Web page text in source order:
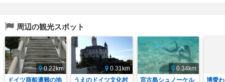
周辺の観光スポット
0.22km
ドイツ商船遭難の地
0.31km
うえのドイツ文化村
0.34km
宮古島シュノーケル
博愛